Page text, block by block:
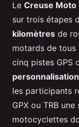
Le Creuse Moto
sur trois étapes
kilomètres de
motards de tous
cinq pistes GPS
les participants
GPX ou TRB
motocyclettes